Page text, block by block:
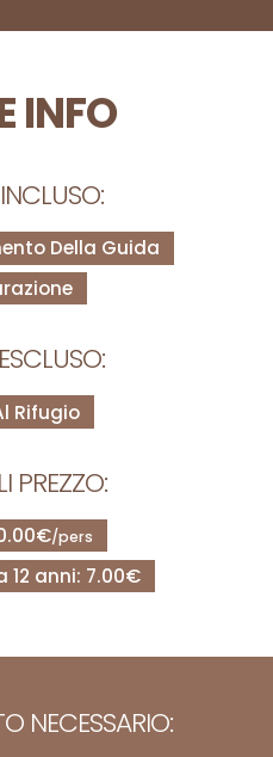
INFO
Della Guida
Rifugio
PREZZO:
/pers
12 anni: 7.00€
NECESSARIO: